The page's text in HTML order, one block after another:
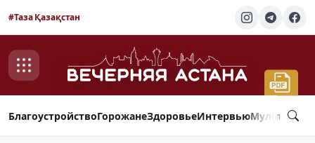
#Таза Қазақстан
БлагоустройствоГорожанеЗдоровьеИнтервью